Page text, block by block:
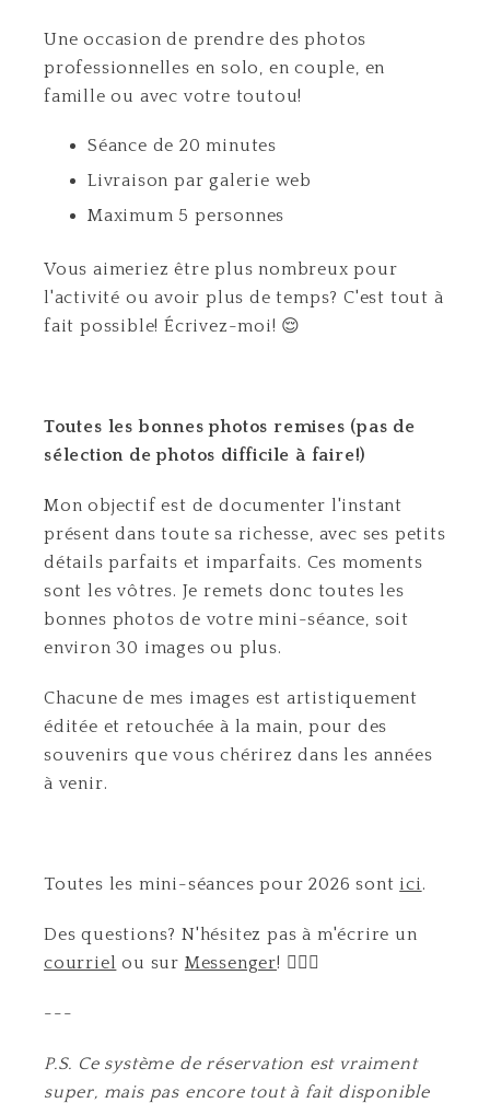
Une occasion de prendre des photos
professionnelles en solo, en couple, en
famille ou avec votre toutou!
Séance de 20 minutes
Livraison par galerie web
Maximum 5 personnes
Vous aimeriez être plus nombreux pour
l'activité ou avoir plus de temps? C'est tout à
fait possible! Écrivez-moi! 😌
Toutes les bonnes photos remises (pas de
sélection de photos difficile à faire!)
Mon objectif est de documenter l'instant
présent dans toute sa richesse, avec ses petits
détails parfaits et imparfaits. Ces moments
sont les vôtres. Je remets donc toutes les
bonnes photos de votre mini-séance, soit
environ 30 images ou plus.
Chacune de mes images est artistiquement
éditée et retouchée à la main, pour des
souvenirs que vous chérirez dans les années
à venir.
Toutes les mini-séances pour 2026 sont ici.
Des questions? N'hésitez pas à m'écrire un
courriel ou sur Messenger! 🙋🏻‍♀️
---
P.S. Ce système de réservation est vraiment
super, mais pas encore tout à fait disponible